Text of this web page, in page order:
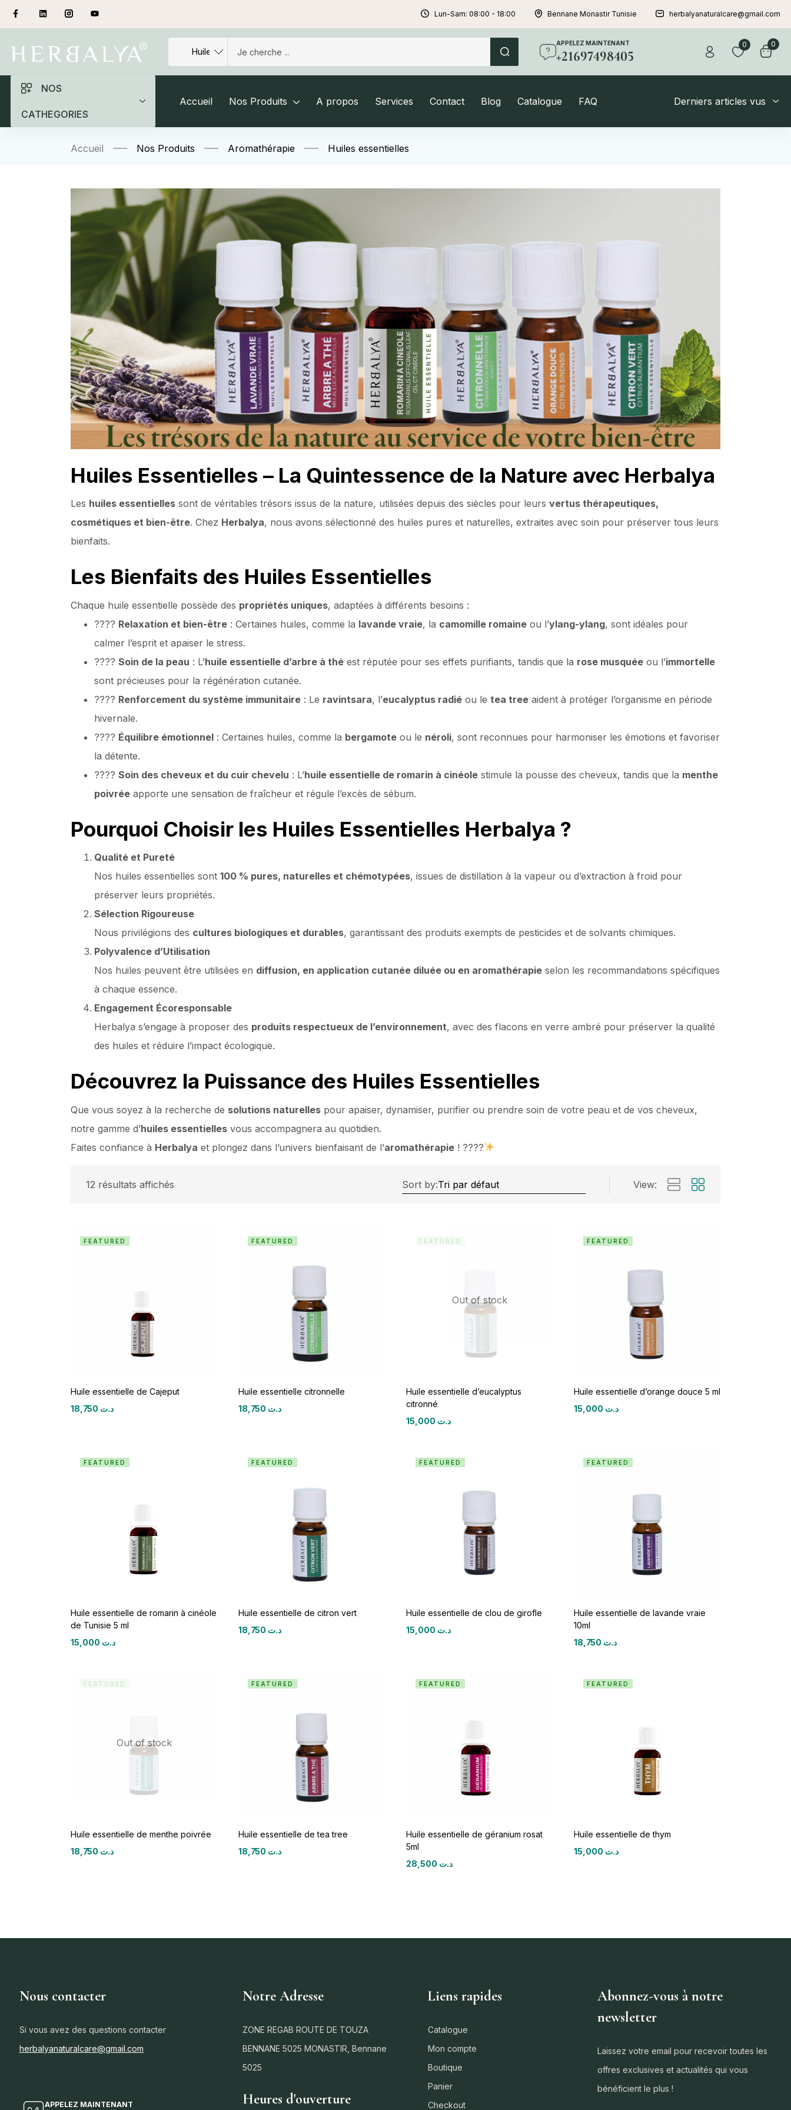
Lun-Sam: 08:00 - 18:00 Bennane Monastir Tunisie herbalyanaturalcare@gmail.com
APPELEZ MAINTENANT
+21697498405
0 0
NOS
CATHEGORIES
Accueil Nos Produits A propos Services Contact Blog Catalogue FAQ Derniers articles vus
Accueil Nos Produits Aromathérapie Huiles essentielles
Huiles Essentielles – La Quintessence de la Nature avec Herbalya
Les huiles essentielles sont de véritables trésors issus de la nature, utilisées depuis des siècles pour leurs vertus thérapeutiques,
cosmétiques et bien-être. Chez Herbalya, nous avons sélectionné des huiles pures et naturelles, extraites avec soin pour préserver tous leurs
bienfaits.
Les Bienfaits des Huiles Essentielles
Chaque huile essentielle possède des propriétés uniques, adaptées à différents besoins :
???? Relaxation et bien-être : Certaines huiles, comme la lavande vraie, la camomille romaine ou l’ylang-ylang, sont idéales pour
calmer l’esprit et apaiser le stress.
???? Soin de la peau : L’huile essentielle d’arbre à thé est réputée pour ses effets purifiants, tandis que la rose musquée ou l’immortelle
sont précieuses pour la régénération cutanée.
???? Renforcement du système immunitaire : Le ravintsara, l’eucalyptus radié ou le tea tree aident à protéger l’organisme en période
hivernale.
???? Équilibre émotionnel : Certaines huiles, comme la bergamote ou le néroli, sont reconnues pour harmoniser les émotions et favoriser
la détente.
???? Soin des cheveux et du cuir chevelu : L’huile essentielle de romarin à cinéole stimule la pousse des cheveux, tandis que la menthe
poivrée apporte une sensation de fraîcheur et régule l’excès de sébum.
Pourquoi Choisir les Huiles Essentielles Herbalya ?
Qualité et Pureté
Nos huiles essentielles sont 100 % pures, naturelles et chémotypées, issues de distillation à la vapeur ou d’extraction à froid pour
préserver leurs propriétés.
Sélection Rigoureuse
Nous privilégions des cultures biologiques et durables, garantissant des produits exempts de pesticides et de solvants chimiques.
Polyvalence d’Utilisation
Nos huiles peuvent être utilisées en diffusion, en application cutanée diluée ou en aromathérapie selon les recommandations spécifiques
à chaque essence.
Engagement Écoresponsable
Herbalya s’engage à proposer des produits respectueux de l’environnement, avec des flacons en verre ambré pour préserver la qualité
des huiles et réduire l’impact écologique.
Découvrez la Puissance des Huiles Essentielles
Que vous soyez à la recherche de solutions naturelles pour apaiser, dynamiser, purifier ou prendre soin de votre peau et de vos cheveux,
notre gamme d’huiles essentielles vous accompagnera au quotidien.
Faites confiance à Herbalya et plongez dans l’univers bienfaisant de l’aromathérapie ! ????
12 résultats affichés Sort by: View:
FEATURED
Huile essentielle de Cajeput
د.ت
FEATURED
Huile essentielle citronnelle
د.ت
Out of stock
FEATURED
Huile essentielle d’eucalyptus
citronné
د.ت
FEATURED
Huile essentielle d’orange douce 5 ml
د.ت
FEATURED
Huile essentielle de romarin à cinéole
de Tunisie 5 ml
د.ت
FEATURED
Huile essentielle de citron vert
د.ت
FEATURED
Huile essentielle de clou de girofle
د.ت
FEATURED
Huile essentielle de lavande vraie
10ml
د.ت
Out of stock
FEATURED
Huile essentielle de menthe poivrée
د.ت
FEATURED
Huile essentielle de tea tree
د.ت
FEATURED
Huile essentielle de géranium rosat
5ml
د.ت
FEATURED
Huile essentielle de thym
د.ت
Nous contacter
Si vous avez des questions contacter
herbalyanaturalcare@gmail.com
APPELEZ MAINTENANT
Notre Adresse
ZONE REGAB ROUTE DE TOUZA
BENNANE 5025 MONASTIR, Bennane
5025
Heures d'ouverture
Liens rapides
Catalogue
Mon compte
Boutique
Panier
Checkout
Abonnez-vous à notre
newsletter
Laissez votre email pour recevoir toutes les
offres exclusives et actualités qui vous
bénéficient le plus !